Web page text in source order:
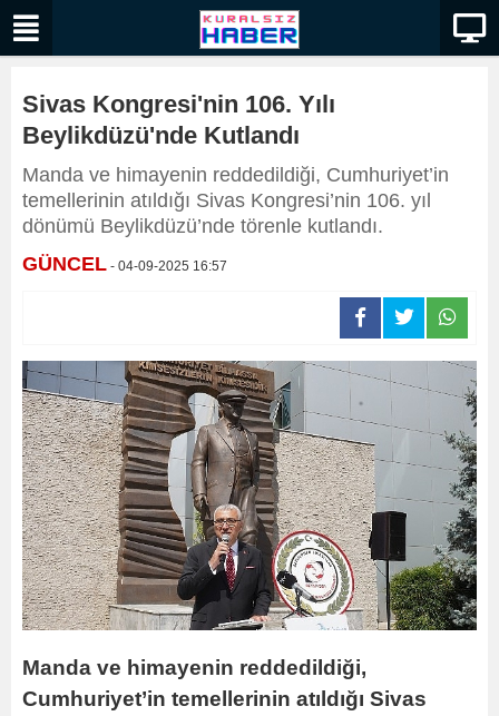
Sivas Kongresi'nin 106. Yılı
Beylikdüzü'nde Kutlandı
Manda ve himayenin reddedildiği, Cumhuriyet’in
temellerinin atıldığı Sivas Kongresi’nin 106. yıl
dönümü Beylikdüzü’nde törenle kutlandı.
GÜNCEL - 04-09-2025 16:57
Manda ve himayenin reddedildiği,
Cumhuriyet’in temellerinin atıldığı Sivas